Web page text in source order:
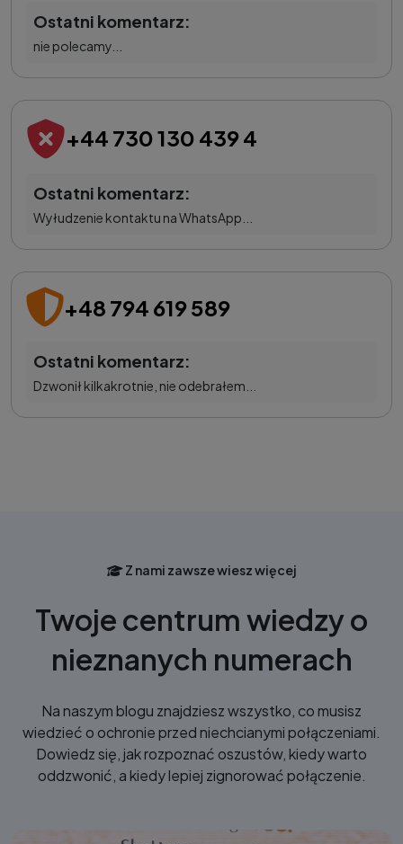
Ostatni komentarz:
nie polecamy...
+44 730 130 439 4
Ostatni komentarz:
Wyłudzenie kontaktu na WhatsApp...
+48 794 619 589
Ostatni komentarz:
Dzwonił kilkakrotnie, nie odebrałem...
Z nami zawsze wiesz więcej
Twoje centrum wiedzy o
nieznanych numerach
Na naszym blogu znajdziesz wszystko, co musisz
wiedzieć o ochronie przed niechcianymi połączeniami.
Dowiedz się, jak rozpoznać oszustów, kiedy warto
oddzwonić, a kiedy lepiej zignorować połączenie.